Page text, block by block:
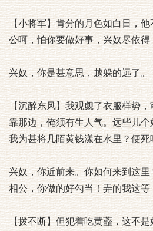
【小将军】肯分的月色如白日，
公呵，怕你要做好事，兴奴尽依
兴奴，你是甚意思，越躲的远了。
【沉醉东风】我观觑了衣服样势
靠那边，俺须有生人气。远些儿
我为甚将几陌黄钱漾在水里？便
兴奴，你近前来。你如何来到这
相公，你做的好勾当！弄的我这等
【拨不断】但犯着吃黄虀，这不